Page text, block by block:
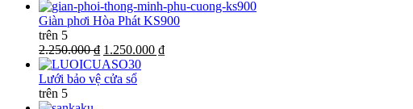
Giàn phơi Hòa Phát KS900
trên 5
2.250.000 ₫ 1.250.000 ₫
Lưới bảo vệ cửa sổ
trên 5